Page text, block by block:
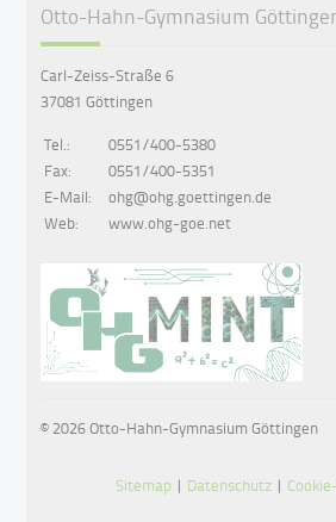
Otto-Hahn-Gymnasium
Carl-Zeiss-Straße 6
37081 Göttingen
Tel.:
0551/400-5380
Fax:
0551/400-5351
E-Mail:
ohg@ohg.goettingen.de
Web:
www.ohg-goe.net
© 2026 Otto-Hahn-Gymnasium Göttingen
Sitemap | Datenschutz |